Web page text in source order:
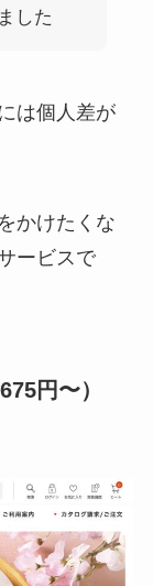
した
は個人差が
かけたくな
ービスで
円〜）